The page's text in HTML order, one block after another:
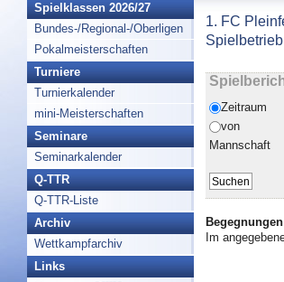
Spielklassen 2026/27
Bundes-/Regional-/Oberligen
Pokalmeisterschaften
Turniere
Turnierkalender
mini-Meisterschaften
Seminare
Seminarkalender
Q-TTR
Q-TTR-Liste
Archiv
Wettkampfarchiv
Links
1. FC
Zeitraum
von
Mannschaft
Im